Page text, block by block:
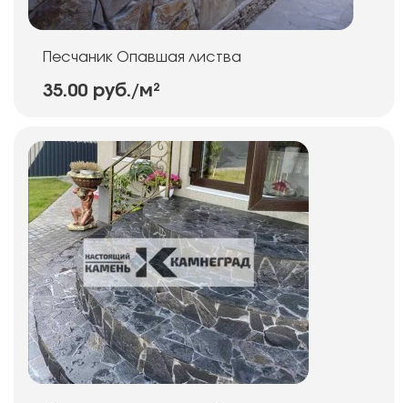
Песчаник Опавшая листва
35.00 руб./м²